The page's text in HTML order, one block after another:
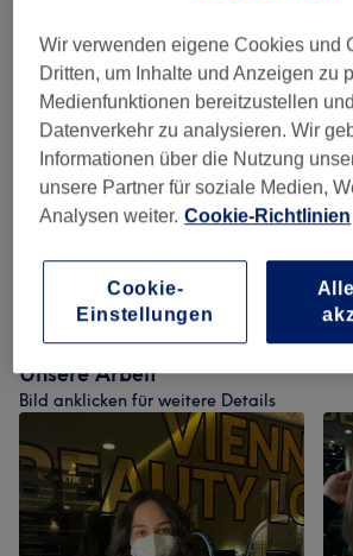
Damen - Haarschnitte & Stylings (7)
Damen - Coloration & Föhnen ( 8 )
Damen - Coloration, Schnitt & Föhnen
Haarverlängerung
Haarkuren & Pflege
Unsere Arbeit
Bild anklicken für weitere Details
Wir verwenden eigene Cookies und
Dritten, um Inhalte und Anzeigen zu
Medienfunktionen bereitzustellen
Datenverkehr zu analysieren. Wir
Informationen über die Nutzung
unsere Partner für soziale Medien,
Analysen weiter. Cookie-Richtlinien
Cookie-
Einstellungen